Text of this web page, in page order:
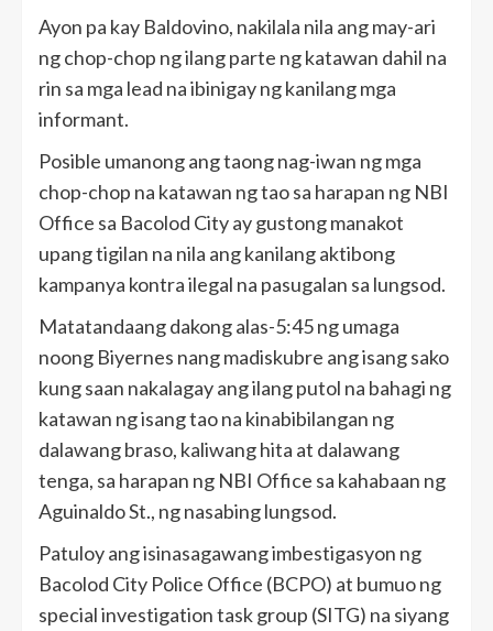
Ayon pa kay Baldovino, nakilala nila ang may-ari
ng chop-chop ng ilang parte ng katawan dahil na
rin sa mga lead na ibinigay ng kanilang mga
informant.
Posible umanong ang taong nag-iwan ng mga
chop-chop na katawan ng tao sa harapan ng NBI
Office sa Bacolod City ay gustong manakot
upang tigilan na nila ang kanilang aktibong
kampanya kontra ilegal na pasugalan sa lungsod.
Matatandaang dakong alas-5:45 ng umaga
noong Biyernes nang madiskubre ang isang sako
kung saan nakalagay ang ilang putol na bahagi ng
katawan ng isang tao na kinabibilangan ng
dalawang braso, kaliwang hita at dalawang
tenga, sa harapan ng NBI Office sa kahabaan ng
Aguinaldo St., ng nasabing lungsod.
Patuloy ang isinasagawang imbestigasyon ng
Bacolod City Police Office (BCPO) at bumuo ng
special investigation task group (SITG) na siyang